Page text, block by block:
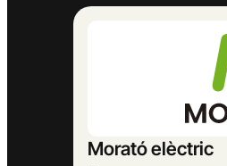
MASBELL RURAL